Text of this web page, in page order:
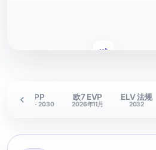
DPP
2027 - 2030
欧7 EVP
2026年11月
ELV 法规
2032